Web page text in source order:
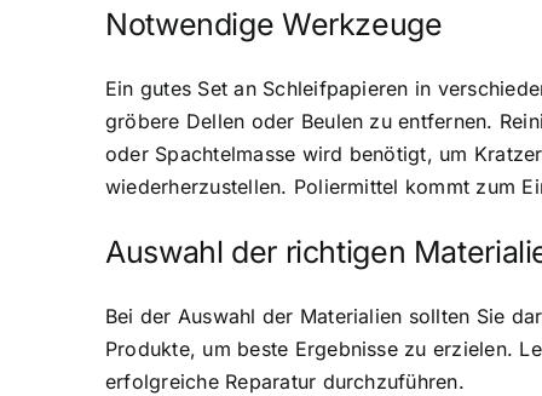
Notwendige Werkzeuge
Ein gutes Set an Schleifpapieren in
gröbere Dellen oder Beulen zu entfernen.
oder Spachtelmasse wird benötigt, um
wiederherzustellen. Poliermittel kommt zum
Auswahl der richtigen
Bei der Auswahl der Materialien sollten Sie
Produkte, um beste Ergebnisse zu erzielen.
erfolgreiche Reparatur durchzuführen.